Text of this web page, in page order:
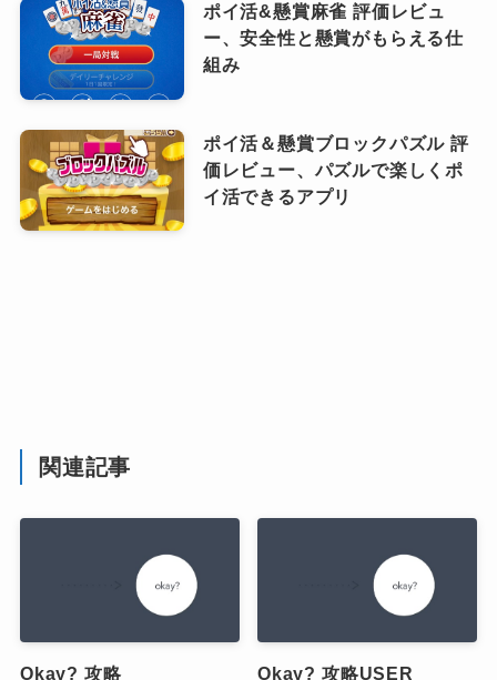
ポイ活&懸賞麻雀 評価レビュ
ー、安全性と懸賞がもらえる仕
組み
ポイ活＆懸賞ブロックパズル 評
価レビュー、パズルで楽しくポ
イ活できるアプリ
関連記事
Okay? 攻略 Okay? 攻略USER